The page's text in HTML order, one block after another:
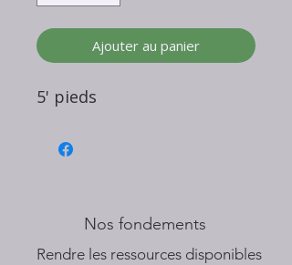
Ajouter au panier
5' pieds
Nos fondements
​Rendre les ressources disponibles